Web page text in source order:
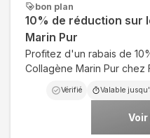
bon plan
10% de réduction sur
Marin Pur
Profitez d'un rabais de
Collagène Marin Pur chez
Vérifié Valable